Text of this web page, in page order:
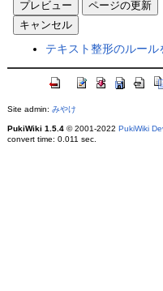
テキスト整形のルール
Site admin: みやけ
PukiWiki 1.5.4© 2001-2022 PukiWiki
convert time: 0.011 sec.